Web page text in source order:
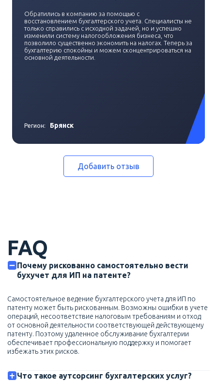
Обратились в компанию за помощью с
восстановлением бухгалтерского учета. Специалисты не
только справились с исходной задачей, но и успешно
изменили систему налогообложения бизнеса, что
позволило существенно экономить на налогах. Теперь за
бухгалтерию спокойны и можем сконцентрироваться на
основной деятельности.
Регион: Брянск
Добавить отзыв
FAQ
Почему рискованно самостоятельно вести
бухучет для ИП на патенте?
Самостоятельное ведение бухгалтерского учета для ИП по
патенту может быть рискованным. Возможны ошибки в учете
операций, несоответствие налоговым требованиям и отход
от основной деятельности соответствующей действующему
патенту. Поэтому удаленное обслуживание бухгалтерии
обеспечивает профессиональную поддержку и помогает
избежать этих рисков.
Что такое аутсорсинг бухгалтерских услуг?